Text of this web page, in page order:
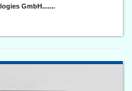
GmbH.......